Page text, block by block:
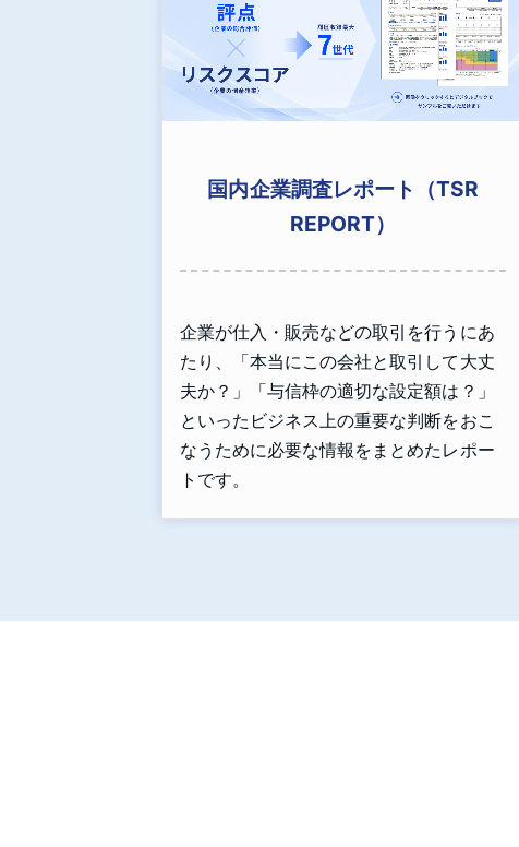
国内企業調査レポート（TSR
REPORT）
企業が仕入・販売などの取引を行うにあ
たり、「本当にこの会社と取引して大丈
夫か？」「与信枠の適切な設定額は？」
といったビジネス上の重要な判断をおこ
なうために必要な情報をまとめたレポー
トです。